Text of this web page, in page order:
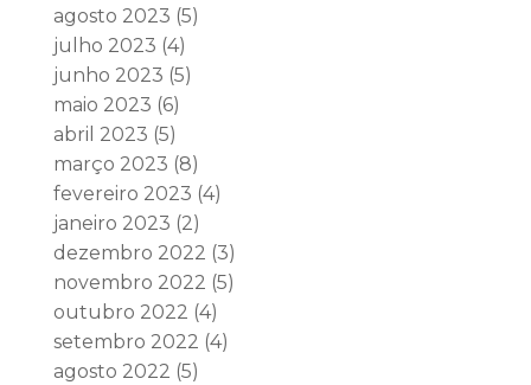
agosto 2023 (5)
julho 2023 (4)
junho 2023 (5)
maio 2023 (6)
abril 2023 (5)
março 2023 (8)
fevereiro 2023 (4)
janeiro 2023 (2)
dezembro 2022 (3)
novembro 2022 (5)
outubro 2022 (4)
setembro 2022 (4)
agosto 2022 (5)